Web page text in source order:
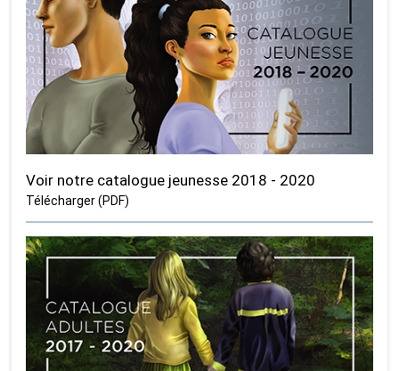
Voir notre catalogue jeunesse 2018 - 2020
Télécharger (PDF)